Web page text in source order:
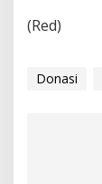
(Red)
Donasi